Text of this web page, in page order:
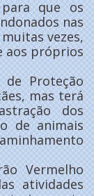
que os
nas
vezes,
aos próprios
de Proteção
mas terá
dos
de animais
Vermelho
atividades